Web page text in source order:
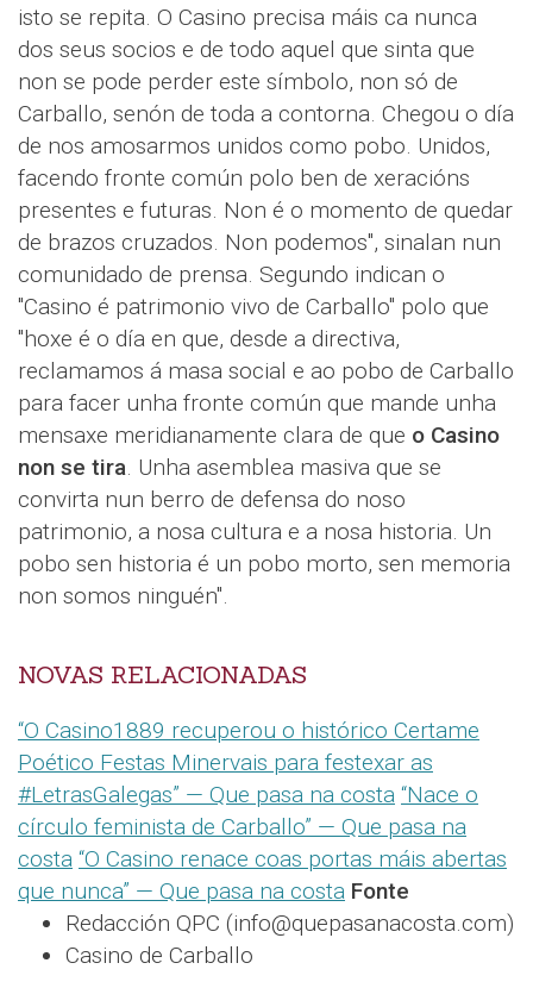
isto se repita. O Casino precisa máis ca nunca
dos seus socios e de todo aquel que sinta que
non se pode perder este símbolo, non só de
Carballo, senón de toda a contorna. Chegou o día
de nos amosarmos unidos como pobo. Unidos,
facendo fronte común polo ben de xeracións
presentes e futuras. Non é o momento de quedar
de brazos cruzados. Non podemos", sinalan nun
comunidado de prensa. Segundo indican o
"Casino é patrimonio vivo de Carballo" polo que
"hoxe é o día en que, desde a directiva,
reclamamos á masa social e ao pobo de Carballo
para facer unha fronte común que mande unha
mensaxe meridianamente clara de que o Casino
non se tira . Unha asemblea masiva que se
convirta nun berro de defensa do noso
patrimonio, a nosa cultura e a nosa historia. Un
pobo sen historia é un pobo morto, sen memoria
non somos ninguén".
NOVAS RELACIONADAS
“O Casino1889 recuperou o histórico Certame
Poético Festas Minervais para festexar as
#LetrasGalegas” — Que pasa na costa “Nace o
círculo feminista de Carballo” — Que pasa na
costa “O Casino renace coas portas máis abertas
que nunca” — Que pasa na costa Fonte
Redacción QPC (info@quepasanacosta.com)
Casino de Carballo